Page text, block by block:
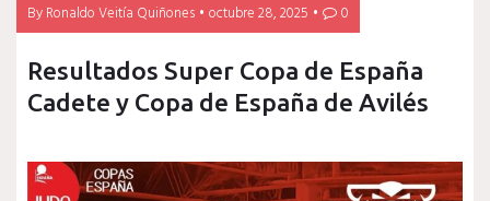
ByRonaldo Veitía Quiñones octubre 28, 2025 0
Resultados Super Copa de España
Cadete y Copa de España de Avilés